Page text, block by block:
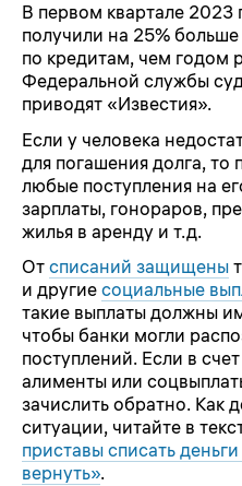
В первом квартале 2023
получили на 25%
по кредитам, чем годом
Федеральной службы
приводят «Известия».
Если у человека
для погашения долга, то
любые поступления на
зарплаты, гонораров,
жилья в аренду и т.д.
От списаний защищены
и другие социальные
такие выплаты должны
чтобы банки могли
поступлений. Если в
алименты или
зачислить обратно. Как
ситуации, читайте в
приставы списать
вернуть».